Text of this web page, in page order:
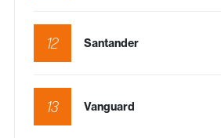
12 Santander
13 Vanguard